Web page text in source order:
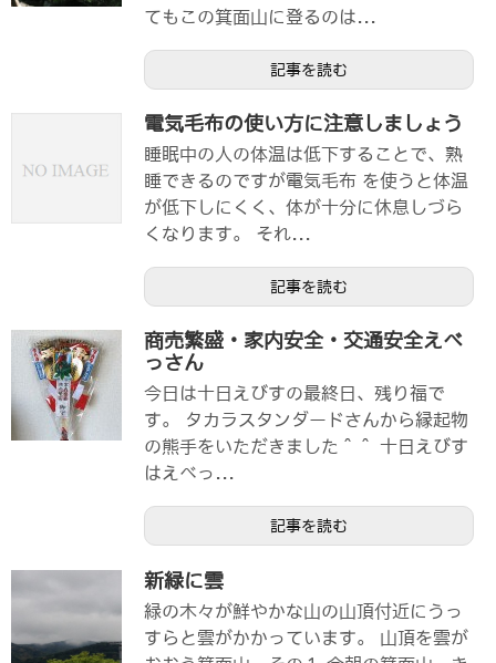
てもこの箕面山に登るのは...
記事を読む
電気毛布の使い方に注意しましょう
睡眠中の人の体温は低下することで、熟
睡できるのですが電気毛布 を使うと体温
が低下しにくく、体が十分に休息しづら
くなります。 それ...
記事を読む
商売繁盛・家内安全・交通安全えべ
っさん
今日は十日えびすの最終日、残り福で
す。 タカラスタンダードさんから縁起物
の熊手をいただきました＾＾ 十日えびす
はえべっ...
記事を読む
新緑に雲
緑の木々が鮮やかな山の山頂付近にうっ
すらと雲がかかっています。 山頂を雲が